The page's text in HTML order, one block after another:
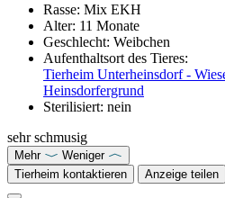
Rasse: Mix EKH
Alter: 11 Monate
Geschlecht: Weibchen
Aufenthaltsort des Tieres:
Tierheim Unterheinsdorf -
Heinsdorfergrund
Sterilisiert: nein
sehr schmusig
Mehr
Weniger
Tierheim kontaktieren
Anzeige teilen